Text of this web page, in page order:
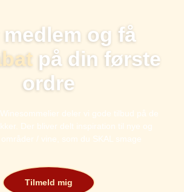
og få
på din første
ordre
deler vi gode tilbud på de
Der bliver delt inspiration til nye og
/ vine, som du SKAL smage
Tilmeld mig